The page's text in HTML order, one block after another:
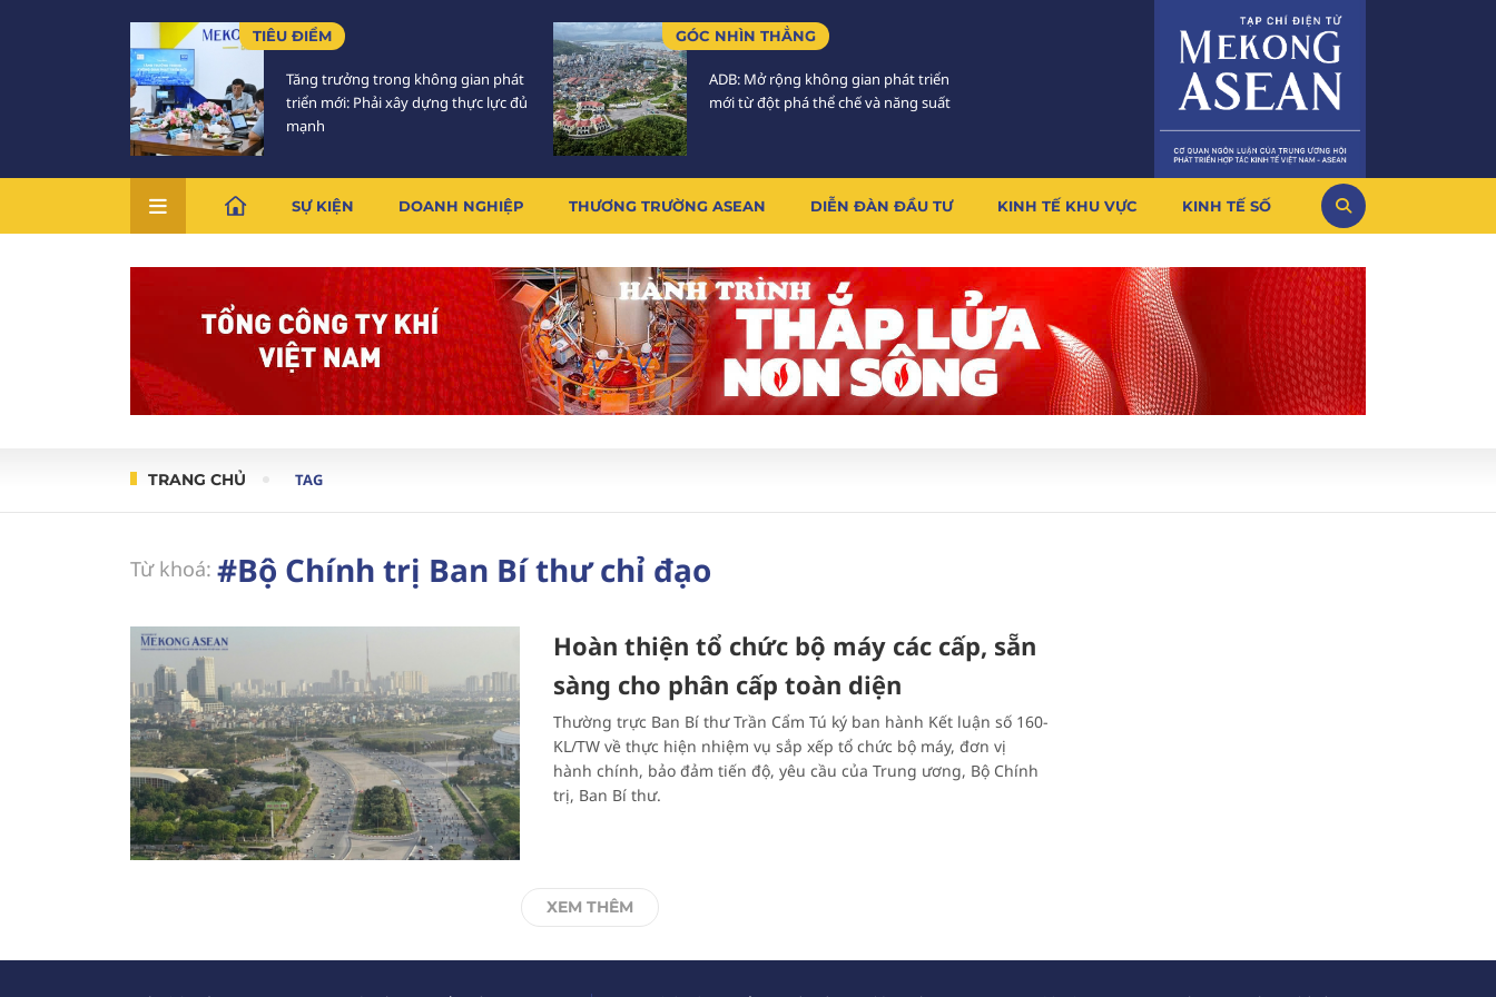
TIÊU ĐIỂM
Tăng trưởng trong không gian phát
triển mới: Phải xây dựng thực lực đủ
mạnh
GÓC NHÌN THẲNG
ADB: Mở rộng không gian phát triển
mới từ đột phá thể chế và năng suất
SỰ KIỆN DOANH NGHIỆP THƯƠNG TRƯỜNG ASEAN DIỄN ĐÀN ĐẦU TƯ KINH TẾ KHU VỰC KINH TẾ SỐ
TRANG CHỦ TAG
Từ khoá: #Bộ Chính trị Ban Bí thư chỉ đạo
Hoàn thiện tổ chức bộ máy các cấp, sẵn
sàng cho phân cấp toàn diện
Thường trực Ban Bí thư Trần Cẩm Tú ký ban hành Kết luận số 160-
KL/TW về thực hiện nhiệm vụ sắp xếp tổ chức bộ máy, đơn vị
hành chính, bảo đảm tiến độ, yêu cầu của Trung ương, Bộ Chính
trị, Ban Bí thư.
XEM THÊM